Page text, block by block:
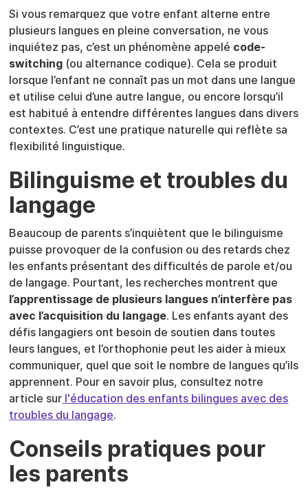
Si vous remarquez que votre enfant alterne entre
plusieurs langues en pleine conversation, ne vous
inquiétez pas, c’est un phénomène appelé code-
switching (ou alternance codique). Cela se produit
lorsque l’enfant ne connaît pas un mot dans une langue
et utilise celui d’une autre langue, ou encore lorsqu’il
est habitué à entendre différentes langues dans divers
contextes. C’est une pratique naturelle qui reflète sa
flexibilité linguistique.
Bilinguisme et troubles du
langage
Beaucoup de parents s’inquiètent que le bilinguisme
puisse provoquer de la confusion ou des retards chez
les enfants présentant des difficultés de parole et/ou
de langage. Pourtant, les recherches montrent que
l’apprentissage de plusieurs langues n’interfère pas
avec l’acquisition du langage. Les enfants ayant des
défis langagiers ont besoin de soutien dans toutes
leurs langues, et l’orthophonie peut les aider à mieux
communiquer, quel que soit le nombre de langues qu’ils
apprennent. Pour en savoir plus, consultez notre
article sur l'éducation des enfants bilingues avec des
troubles du langage.
Conseils pratiques pour
les parents